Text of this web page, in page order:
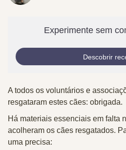
Experimente sem
Descobrir
A todos os voluntários e
resgataram estes cães: obrigada.
Há materiais essenciais em falta
acolheram os cães resgatados.
uma precisa: